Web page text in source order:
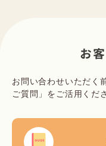
お
お問い合わせいただく
ご質問」をご活用くだ